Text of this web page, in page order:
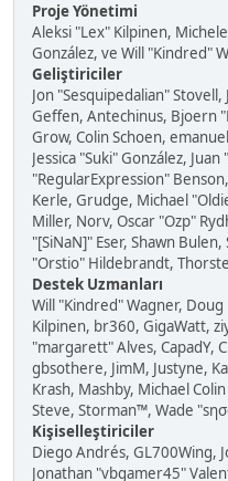
Proje Yönetimi
Aleksi "Lex" Kilpinen,
González, ve Will "Kindred"
Geliştiriciler
Jon "Sesquipedalian"
Geffen, Antechinus, Bjoern
Grow, Colin Schoen,
Jessica "Suki" González,
"RegularExpression"
Kerle, Grudge, Michael
Miller, Norv, Oscar "Ozp"
"[SiNaN]" Eser, Shawn
"Orstio" Hildebrandt,
Destek Uzmanları
Will "Kindred" Wagner,
Kilpinen, br360, GigaWatt,
"margarett" Alves, CapadY,
gbsothere, JimM, Justyne,
Krash, Mashby, Michael
Steve, Storman™, Wade
Kişiselleştiriciler
Diego Andrés, GL700Wing,
Jonathan "vbgamer45"